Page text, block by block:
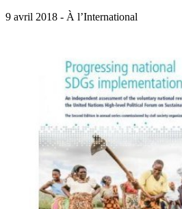
9 avril 2018 - À l’International